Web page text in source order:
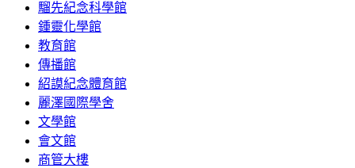
騮先紀念科學館
鍾靈化學館
教育館
傳播館
紹謨紀念體育館
麗澤國際學舍
文學館
會文館
商管大樓